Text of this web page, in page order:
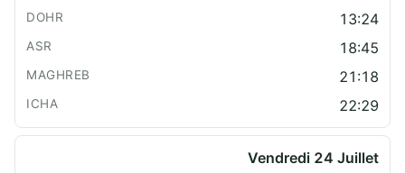
13:24
18:45
21:18
22:29
Vendredi 24 Juillet